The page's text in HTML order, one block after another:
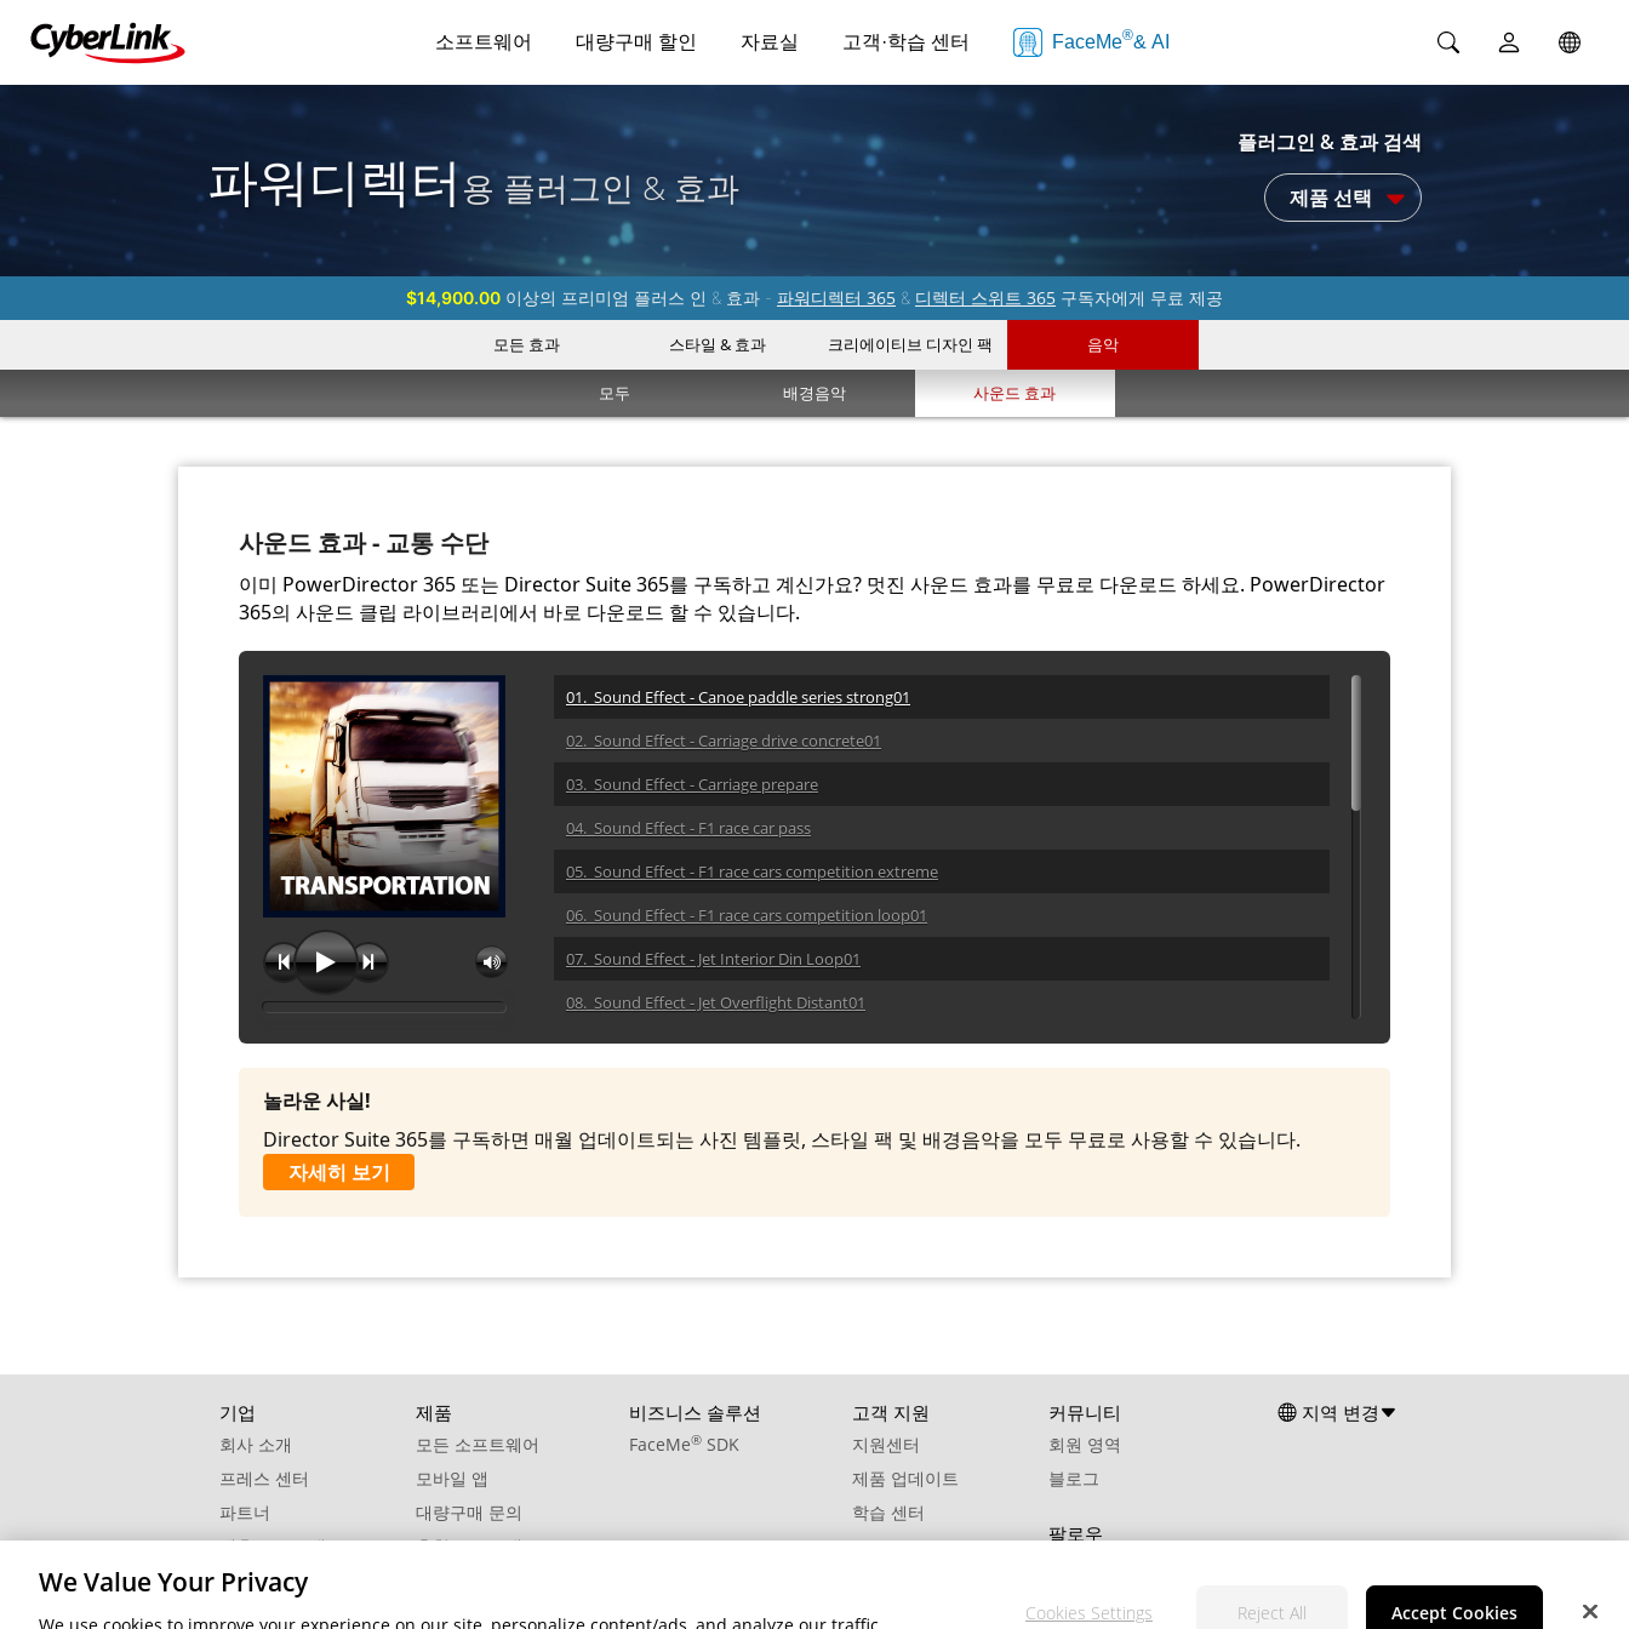
소프트웨어 대량구매 할인 자료실 고객·학습 센터 FaceMe®& AI
파워디렉터용 플러그인 & 효과
플러그인 & 효과 검색
제품 선택
$14,900.00 이상의 프리미엄 플러스 인 & 효과 - 파워디렉터 365 & 디렉터 스위트 365 구독자에게 무료 제공
모든 효과 스타일 & 효과 크리에이티브 디자인 팩 음악
모두 배경음악 사운드 효과
사운드 효과 - 교통 수단
이미 PowerDirector 365 또는 Director Suite 365를 구독하고 계신가요? 멋진 사운드 효과를 무료로 다운로드 하세요. PowerDirector
365의 사운드 클립 라이브러리에서 바로 다운로드 할 수 있습니다.
01. Sound Effect - Canoe paddle series strong01
02. Sound Effect - Carriage drive concrete01
03. Sound Effect - Carriage prepare
04. Sound Effect - F1 race car pass
05. Sound Effect - F1 race cars competition extreme
06. Sound Effect - F1 race cars competition loop01
07. Sound Effect - Jet Interior Din Loop01
08. Sound Effect - Jet Overflight Distant01
09. Sound Effect - Jet Takeoff Runway01
11. Sound Effect - Minitractor Drive
13. Sound Effect - Minitractor Stop
18. Sound Effect - Train pass commuter sectioned rail bold
19. Sound Effect - Train Passenger Car Interior Sec Rail Mod Fast Loop01
20. Sound Effect - Train Passenger Car Interior Sec Rail Slow Loop01
놀라운 사실!
Director Suite 365를 구독하면 매월 업데이트되는 사진 템플릿, 스타일 팩 및 배경음악을 모두 무료로 사용할 수 있습니다.
자세히 보기
기업
회사 소개
프레스 센터
파트너
제휴 프로그램
연락처
제품
모든 소프트웨어
모바일 앱
대량구매 문의
추천 프로그램
비즈니스 솔루션
FaceMe® SDK
고객 지원
지원센터
제품 업데이트
학습 센터
커뮤니티
회원 영역
블로그
팔로우
지역 변경
We Value Your Privacy
Cookies Settings Reject All Accept Cookies